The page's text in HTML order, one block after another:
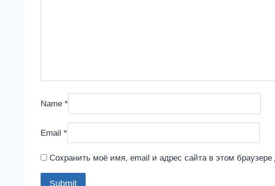
Name *
Email *
Сохранить моё имя, email и адрес сайта в этом